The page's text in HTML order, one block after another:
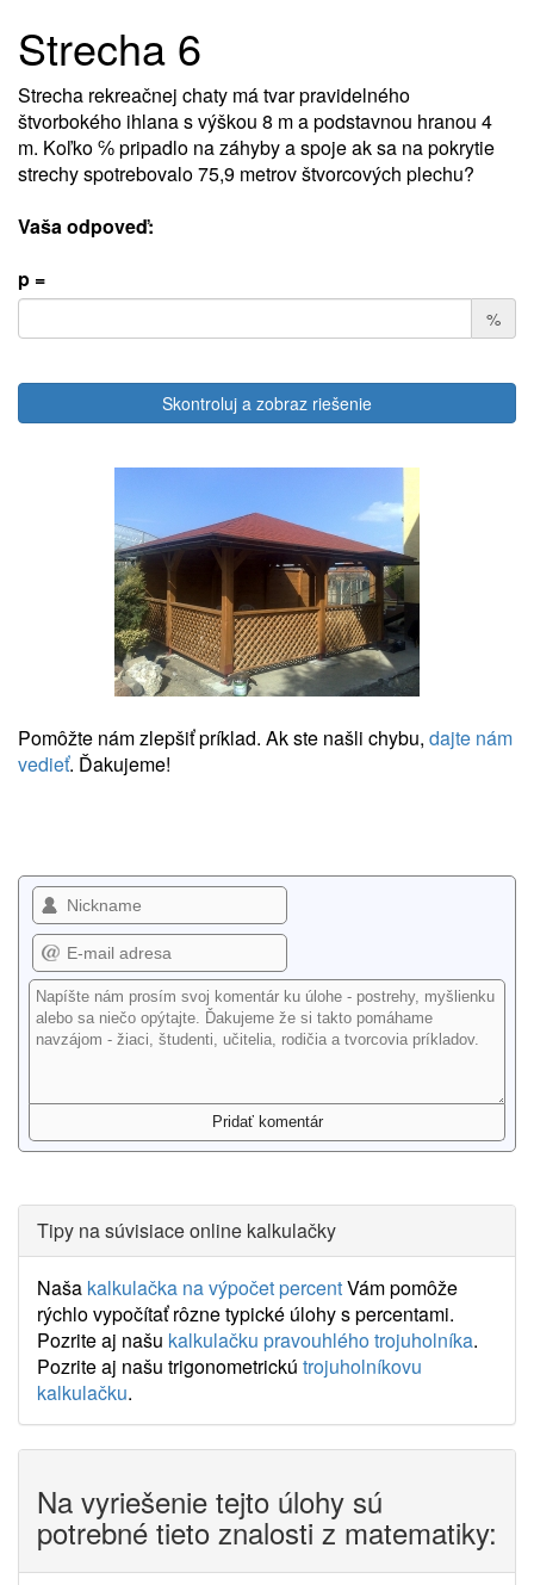
Strecha 6
Strecha rekreačnej chaty má tvar pravidelného
štvorbokého ihlana s výškou 8 m a podstavnou hranou 4
m. Koľko ℅ pripadlo na záhyby a spoje ak sa na pokrytie
strechy spotrebovalo 75,9 metrov štvorcových plechu?
Vaša odpoveď:
p =
%
Skontroluj a zobraz riešenie
Pomôžte nám zlepšiť príklad. Ak ste našli chybu, dajte nám
vedieť. Ďakujeme!
Tipy na súvisiace online kalkulačky
Naša kalkulačka na výpočet percentVám pomôže
rýchlo vypočítať rôzne typické úlohy s percentami.
Pozrite aj našu kalkulačku pravouhlého trojuholníka.
Pozrite aj našu trigonometrickú trojuholníkovu
kalkulačku.
Na vyriešenie tejto úlohy sú
potrebné tieto znalosti z matematiky: